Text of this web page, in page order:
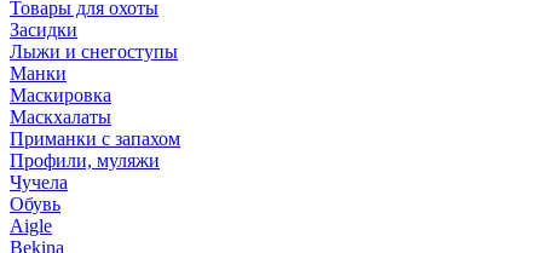
Товары для охоты
Засидки
Лыжи и снегоступы
Манки
Маскировка
Маскхалаты
Приманки с запахом
Профили, муляжи
Чучела
Обувь
Aigle
Bekina